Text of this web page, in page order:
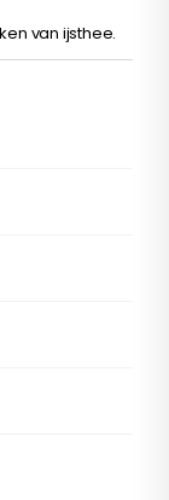
van ijsthee.